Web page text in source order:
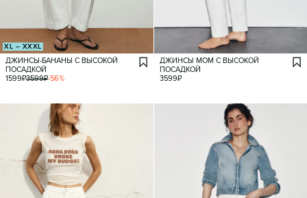
XL – XXXL
ДЖИНСЫ-БАНАНЫ С ВЫСОКОЙ
ПОСАДКОЙ
1599₽3599₽-56%
ДЖИНСЫ МОМ С ВЫСОКОЙ
ПОСАДКОЙ
3599₽